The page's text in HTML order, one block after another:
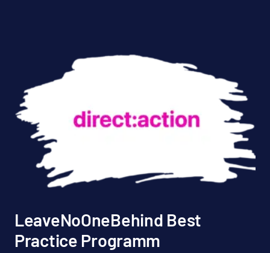
LeaveNoOneBehind Best
Practice Programm